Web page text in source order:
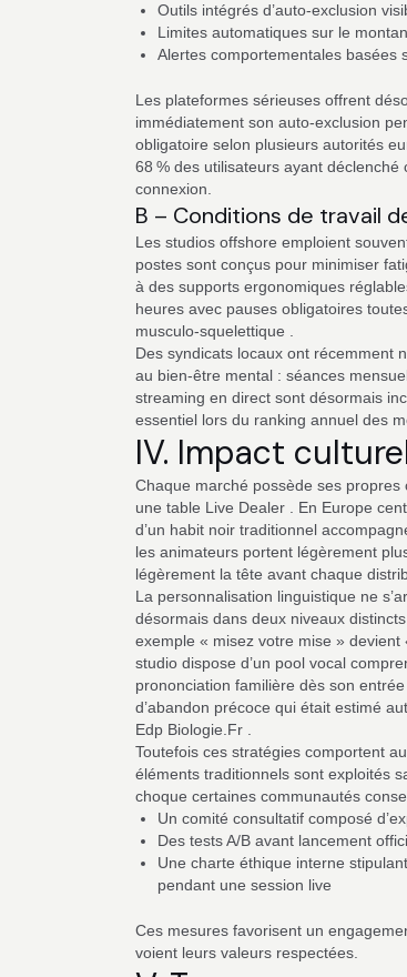
Outils intégrés d’auto‑exclusion
Limites automatiques sur le
Alertes comportementales basées
Les plateformes sérieuses offrent
immédiatement son auto‑exclusion
obligatoire selon plusieurs autorités
68 % des utilisateurs ayant
connexion.
B – Conditions de travail
Les studios offshore emploient
postes sont conçus pour minimiser
à des supports ergonomiques
heures avec pauses obligatoires
musculo‑squelettique .
Des syndicats locaux ont récemment
au bien‑être mental : séances
streaming en direct sont désormais
essentiel lors du ranking annuel des
IV. Impact
Chaque marché possède ses
une table Live Dealer . En Europe
d’un habit noir traditionnel
les animateurs portent légèrement
légèrement la tête avant chaque
La personnalisation linguistique ne
désormais dans deux niveaux
exemple « misez votre mise »
studio dispose d’un pool vocal
prononciation familière dès son
d’abandon précoce qui était estimé
Edp Biologie.Fr .
Toutefois ces stratégies comportent
éléments traditionnels sont exploités
choque certaines communautés
Un comité consultatif composé
Des tests A/B avant lancement
Une charte éthique interne
pendant une session live
Ces mesures favorisent un
voient leurs valeurs respectées.